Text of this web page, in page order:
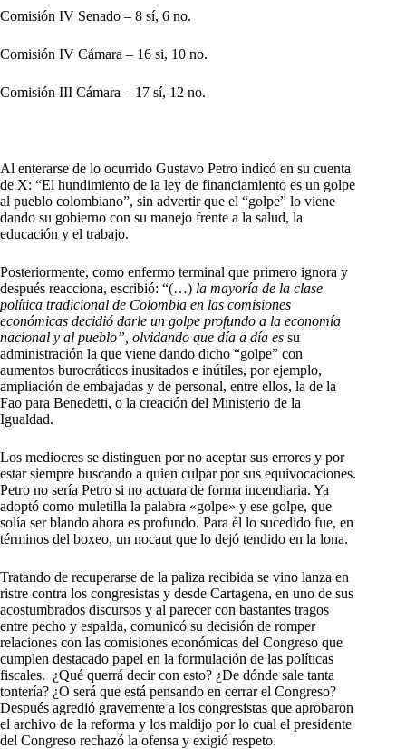
Comisión IV Senado – 8 sí, 6 no.
Comisión IV Cámara – 16 si, 10 no.
Comisión III Cámara – 17 sí, 12 no.
Al enterarse de lo ocurrido Gustavo Petro indicó en su cuenta
de X: “El hundimiento de la ley de financiamiento es un golpe
al pueblo colombiano”, sin advertir que el “golpe” lo viene
dando su gobierno con su manejo frente a la salud, la
educación y el trabajo.
Posteriormente, como enfermo terminal que primero ignora y
después reacciona, escribió: “(…) la mayoría de la clase
política tradicional de Colombia en las comisiones
económicas decidió darle un golpe profundo a la economía
nacional y al pueblo”, olvidando que día a día es su
administración la que viene dando dicho “golpe” con
aumentos burocráticos inusitados e inútiles, por ejemplo,
ampliación de embajadas y de personal, entre ellos, la de la
Fao para Benedetti, o la creación del Ministerio de la
Igualdad.
Los mediocres se distinguen por no aceptar sus errores y por
estar siempre buscando a quien culpar por sus equivocaciones.
Petro no sería Petro si no actuara de forma incendiaria. Ya
adoptó como muletilla la palabra «golpe» y ese golpe, que
solía ser blando ahora es profundo. Para él lo sucedido fue, en
términos del boxeo, un nocaut que lo dejó tendido en la lona.
Tratando de recuperarse de la paliza recibida se vino lanza en
ristre contra los congresistas y desde Cartagena, en uno de sus
acostumbrados discursos y al parecer con bastantes tragos
entre pecho y espalda, comunicó su decisión de romper
relaciones con las comisiones económicas del Congreso que
cumplen destacado papel en la formulación de las políticas
fiscales. ¿Qué querrá decir con esto? ¿De dónde sale tanta
tontería? ¿O será que está pensando en cerrar el Congreso?
Después agredió gravemente a los congresistas que aprobaron
el archivo de la reforma y los maldijo por lo cual el presidente
del Congreso rechazó la ofensa y exigió respeto.